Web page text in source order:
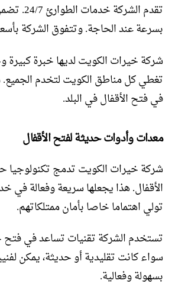
تقدم
بسرعة عند الحاجة. وتتفوق الشركة
شركة خيرات الكويت لديها خبرة كبيرة
تغطي كل مناطق الكويت لتخدم الجميع.
في فتح الأقفال في البلد.
معدات وأدوات حديثة لفتح الأقفال
شركة خيرات الكويت تدمج تكنولوجيا
الأقفال. هذا يجعلها سريعة وفعالة في
تولي اهتماما خاصا بأمان ممتلكاتهم.
تستخدم الشركة تقنيات تساعد في فتح
سواء كانت تقليدية أو حديثة، يمكن
بسهولة وفعالية.